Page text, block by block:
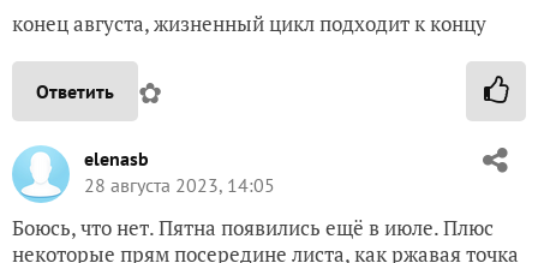
конец августа, жизненный цикл подходит к концу
Ответить ✿
elenasb
28 августа 2023, 14:05
Боюсь, что нет. Пятна появились ещё в июле. Плюс
некоторые прям посередине листа, как ржавая точка